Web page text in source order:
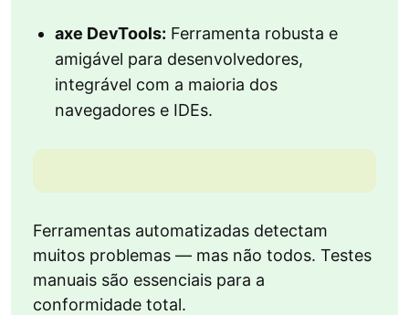
axe DevTools: Ferramenta robusta e
amigável para desenvolvedores,
integrável com a maioria dos
navegadores e IDEs.
Ferramentas automatizadas detectam
muitos problemas — mas não todos. Testes
manuais são essenciais para a
conformidade total.